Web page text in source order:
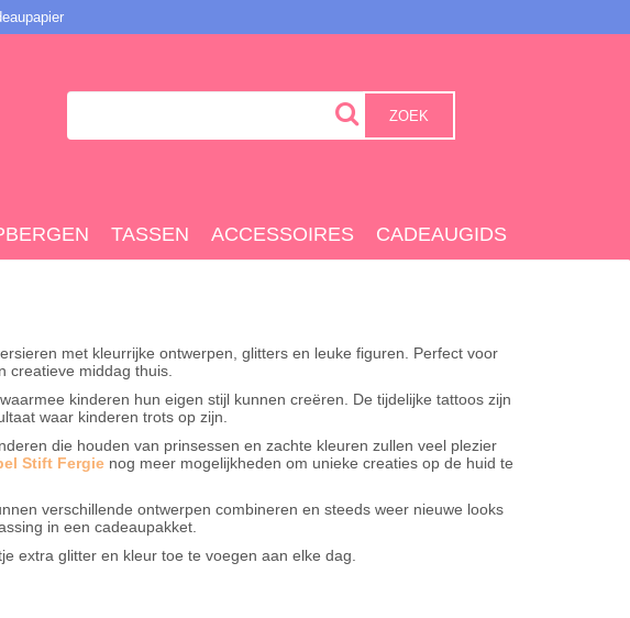
ZOEK
TASSEN ACCESSOIRES CADEAUGIDS
met kleurrijke ontwerpen, glitters en leuke figuren. Perfect voor
creatieve middag thuis.
kinderen hun eigen stijl kunnen creëren. De tijdelijke tattoos zijn
waar kinderen trots op zijn.
die houden van prinsessen en zachte kleuren zullen veel plezier
Stift Fergie nog meer mogelijkheden om unieke creaties op de huid te
verschillende ontwerpen combineren en steeds weer nieuwe looks
in een cadeaupakket.
extra glitter en kleur toe te voegen aan elke dag.